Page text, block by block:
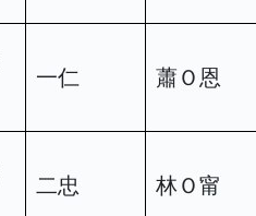
一仁 蕭Ｏ恩
二忠 林Ｏ甯